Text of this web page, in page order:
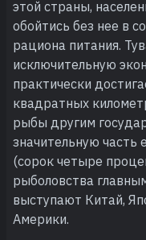
этой страны,
обойтись без нее в
рациона питания.
исключительную
практически
квадратных
рыбы другим
значительную часть
(сорок четыре
рыболовства
выступают Китай,
Америки.